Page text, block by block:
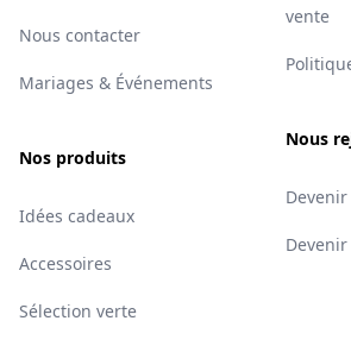
Nous contacter
Mariages & Événements
Nos produits
Idées cadeaux
Accessoires
Sélection verte
vente
Nous